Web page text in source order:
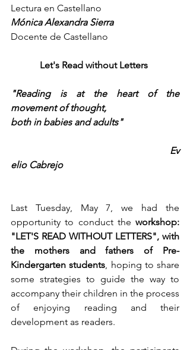
Lectura en Castellano
Mónica Alexandra Sierra
Docente de Castellano
Let's Read without Letters
"Reading is at the heart of the
movement of thought,
both in babies and adults"
Ev
elio Cabrejo
Last Tuesday, May 7, we had the
opportunity to conduct the workshop:
"LET'S READ WITHOUT LETTERS", with
the mothers and fathers of Pre-
Kindergarten students , hoping to share
some strategies to guide the way to
accompany their children in the process
of enjoying reading and their
development as readers.